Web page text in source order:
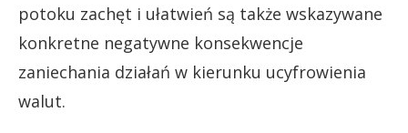
potoku zachęt i ułatwień są także wskazywane
konkretne negatywne konsekwencje
zaniechania działań w kierunku ucyfrowienia
walut.